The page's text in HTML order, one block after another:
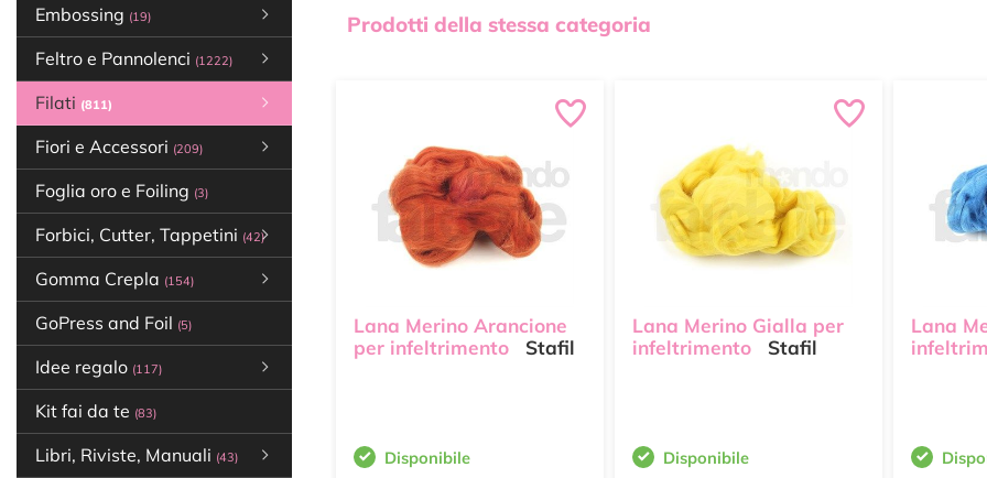
Embossing (19)
Feltro e Pannolenci (1222)
Filati (811)
Fiori e Accessori (209)
Foglia oro e Foiling (3)
Forbici, Cutter, Tappetini (42)
Gomma Crepla (154)
GoPress and Foil (5)
Idee regalo (117)
Kit fai da te (83)
Libri, Riviste, Manuali (43)
Prodotti della stessa categoria
Lana Merino Arancione
per infeltrimento
Stafil
Disponibile
Lana Merino Gialla per
infeltrimento
Stafil
Disponibile
Lana